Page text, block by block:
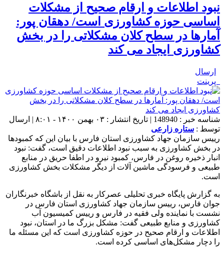
نبود اطلاعات و ارقام صحیح از مشکلات
اساسی حوزه کشاورزی است/ دهقان پور:
آمارها در سطح کلان مشکلاتی را در بخش
کشاورزی ایجاد می کند
ارسال
پرینت
شناسه خبر : 148940 | تاریخ انتشار : ۰۳ بهمن ۱۴۰۰ - ۸:۰۱ | ارسال
توسط : ستاره زارعی
رییس سازمان جهاد کشاورزی استان فارس با بیان این که کمبود‌ها
در بخش کشاورزی به سبب نبود اطلاعات دقیق است، گفت: نبود
انبار ذخیره روغن در فارس، کمبود نیرو در اطفا حریق در منابع
طبیعی و فرسودگی ماشین آلات از دیگر مشکلات بخش کشاورزی
است.
به گزارش پایگاه خبری تحلیلی عصرکار به نقل از باشگاه خبرنگاران
جوان فارس، رییس سازمان جهاد کشاورزی استان فارس در
نشست با نماینده ولی فقیه در فارس و رییس کمیسیون آب
کشاورزی و منابع طبیعی گفت: مشکل بزرگ ما در استان، نبود
اطلاعات و ارقام صحیح در حوزه کشاورزی است که این مسئله ما
را دچار مشکل‌های اساسی کرده است.